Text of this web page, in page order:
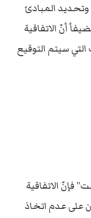
في سبتمبر/أيلول 2020، وتحديد المبادئ
أنّ الاتفاقية
سيتم التوقيع
فإنّ الاتفاقية
على عدم اتخاذ